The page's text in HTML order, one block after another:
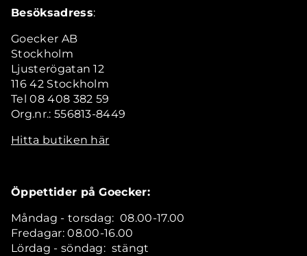
Besöksadress:
Goecker AB
Stockholm
Ljusterögatan 12
116 42 Stockholm
Tel 08 408 382 59
Org.nr.: 556813-8449
Hitta butiken här
Öppettider på Goecker:
Måndag - torsdag: 08.00-17.00
Fredagar: 08.00-16.00
Lördag - söndag: stängt